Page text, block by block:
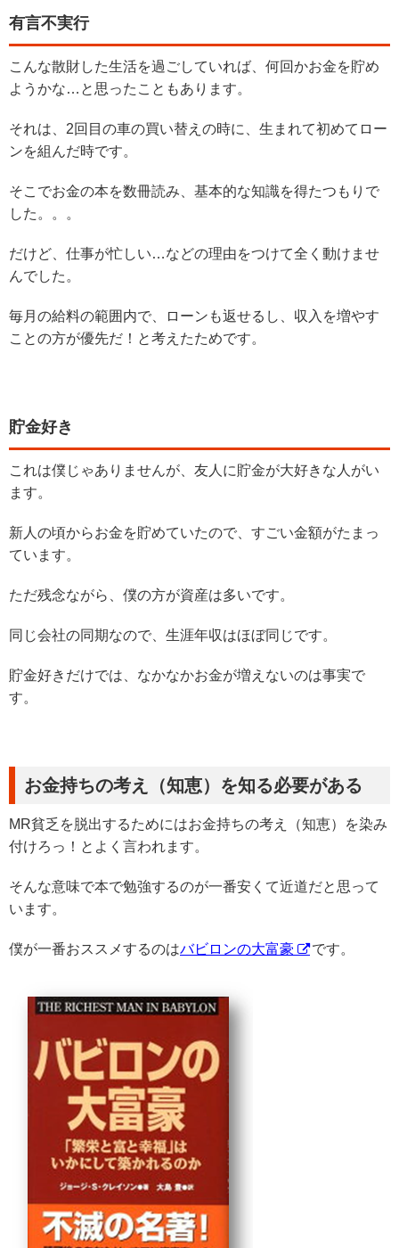
有言不実行
こんな散財した生活を過ごしていれば、何回かお金を貯め
ようかな…と思ったこともあります。
それは、2回目の車の買い替えの時に、生まれて初めてロー
ンを組んだ時です。
そこでお金の本を数冊読み、基本的な知識を得たつもりで
した。。。
だけど、仕事が忙しい…などの理由をつけて全く動けませ
んでした。
毎月の給料の範囲内で、ローンも返せるし、収入を増やす
ことの方が優先だ！と考えたためです。
貯金好き
これは僕じゃありませんが、友人に貯金が大好きな人がい
ます。
新人の頃からお金を貯めていたので、すごい金額がたまっ
ています。
ただ残念ながら、僕の方が資産は多いです。
同じ会社の同期なので、生涯年収はほぼ同じです。
貯金好きだけでは、なかなかお金が増えないのは事実で
す。
お金持ちの考え（知恵）を知る必要がある
MR貧乏を脱出するためにはお金持ちの考え（知恵）を染み
付けろっ！とよく言われます。
そんな意味で本で勉強するのが一番安くて近道だと思って
います。
僕が一番おススメするのはバビロンの大富豪 です。